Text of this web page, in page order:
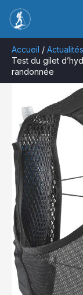
contenu
Accueil
Test du gilet
randonnée
Rechercher